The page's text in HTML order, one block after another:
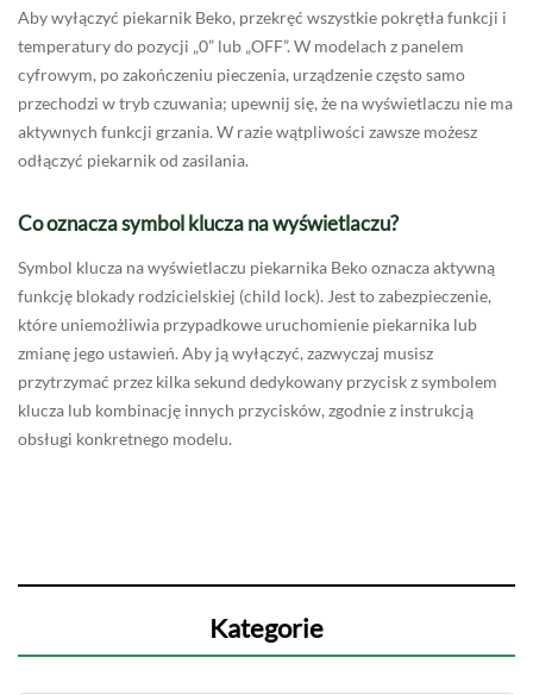
Aby wyłączyć piekarnik Beko, przekręć wszystkie pokrętła funkcji i
temperatury do pozycji „0” lub „OFF”. W modelach z panelem
cyfrowym, po zakończeniu pieczenia, urządzenie często samo
przechodzi w tryb czuwania; upewnij się, że na wyświetlaczu nie ma
aktywnych funkcji grzania. W razie wątpliwości zawsze możesz
odłączyć piekarnik od zasilania.
Co oznacza symbol klucza na wyświetlaczu?
Symbol klucza na wyświetlaczu piekarnika Beko oznacza aktywną
funkcję blokady rodzicielskiej (child lock). Jest to zabezpieczenie,
które uniemożliwia przypadkowe uruchomienie piekarnika lub
zmianę jego ustawień. Aby ją wyłączyć, zazwyczaj musisz
przytrzymać przez kilka sekund dedykowany przycisk z symbolem
klucza lub kombinację innych przycisków, zgodnie z instrukcją
obsługi konkretnego modelu.
Kategorie